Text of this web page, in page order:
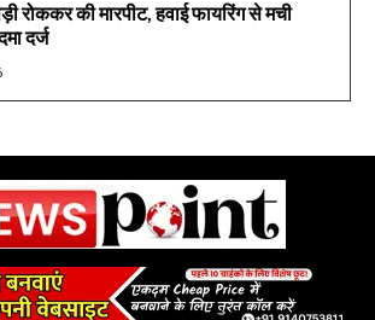
रोककर की मारपीट, हवाई फायरिंग से मची
दर्ज